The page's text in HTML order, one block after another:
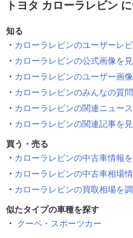
トヨタ カローラレビン
知る
カローラレビンのユーザーレ
カローラレビンの公式画像を
カローラレビンのユーザー画
カローラレビンのみんなの質
カローラレビンの関連ニュー
カローラレビンの関連記事を
買う・売る
カローラレビンの中古車情報
カローラレビンの中古車相場
カローラレビンの買取相場を
似たタイプの車種を探す
クーペ・スポーツカー